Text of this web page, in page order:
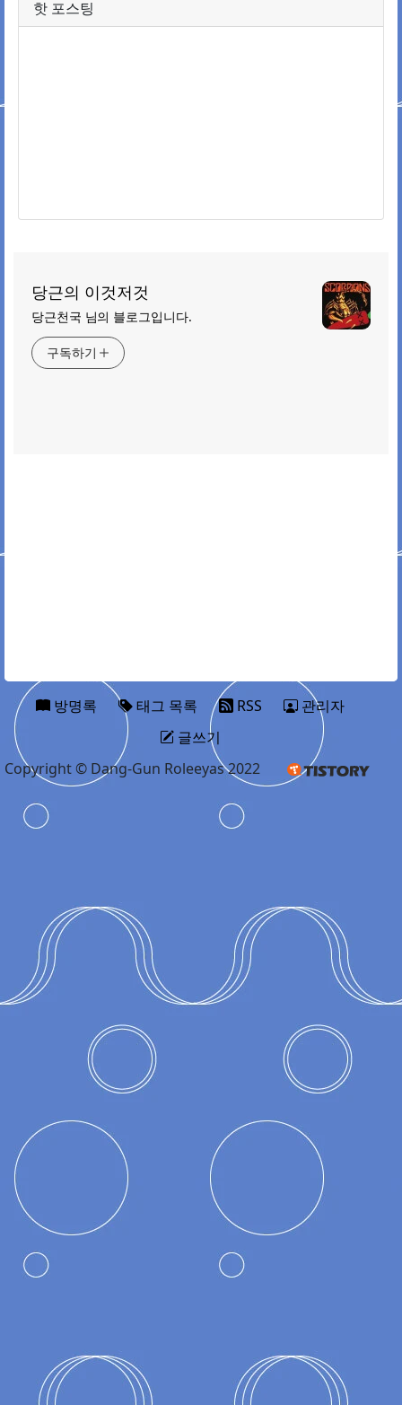
핫 포스팅
당근의 이것저것
당근천국 님의 블로그입니다.
구독하기
방명록 태그 목록 RSS
관리자
글쓰기
Copyright © Dang-Gun Roleeyas 2022